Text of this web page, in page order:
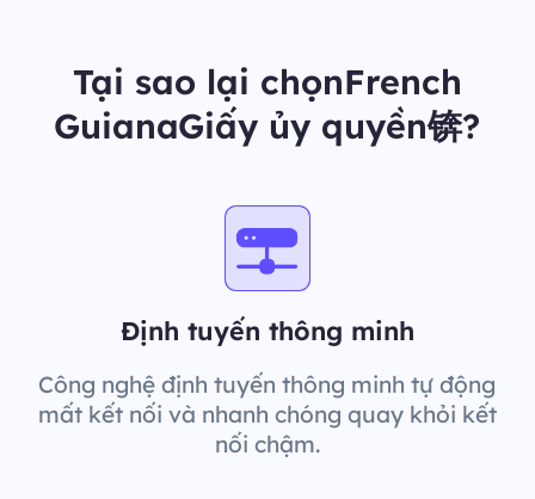
Tại sao lại chọnFrench
GuianaGiấy ủy quyền锛?
Định tuyến thông minh
Công nghệ định tuyến thông minh tự động
mất kết nối và nhanh chóng quay khỏi kết
nối chậm.